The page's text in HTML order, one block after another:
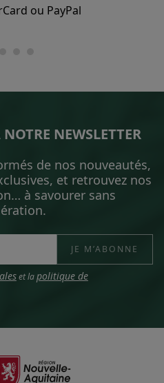
ou PayPal
NEWSLETTER
de nos nouveautés,
et retrouvez nos
à savourer sans
et lapolitique de